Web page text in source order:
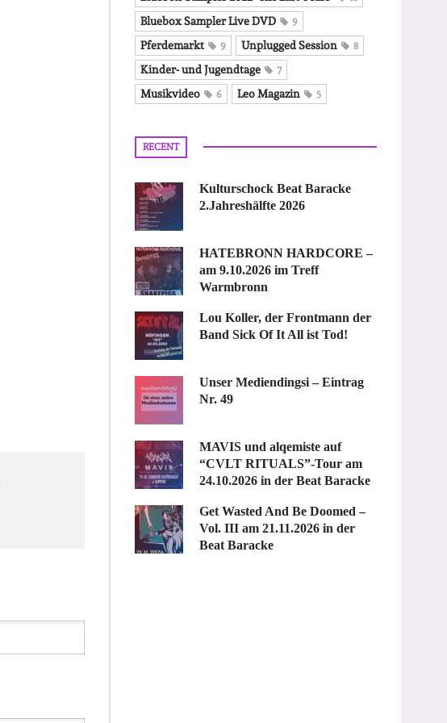
Bluebox Sampler Live DVD 9
Pferdemarkt 9 Unplugged Session 8
Kinder- und Jugendtage 7
Musikvideo 6 Leo Magazin 5
RECENT
Kulturschock Beat Baracke
2.Jahreshälfte 2026
HATEBRONN HARDCORE –
am 9.10.2026 im Treff
Warmbronn
Lou Koller, der Frontmann der
Band Sick Of It All ist Tod!
Unser Mediendingsi – Eintrag
Nr. 49
MAVIS und alqemiste auf
“CVLT RITUALS”-Tour am
24.10.2026 in der Beat Baracke
Get Wasted And Be Doomed –
Vol. III am 21.11.2026 in der
Beat Baracke